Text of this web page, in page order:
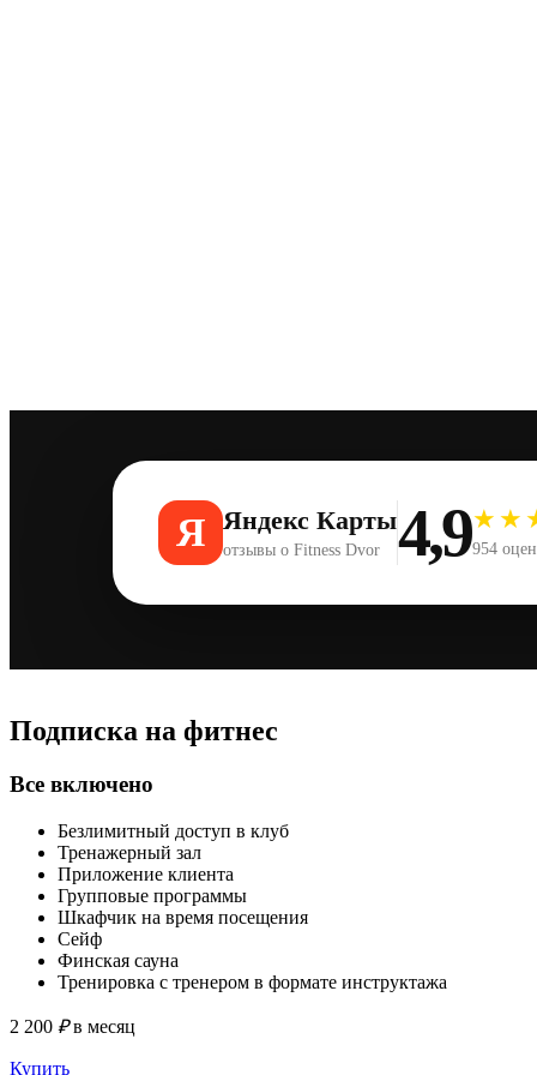
Я Яндекс Карты
отзывы о Fitness Dvor 4,9954
Подписка на фитнес
Все включено
Безлимитный доступ в клуб
Тренажерный зал
Приложение клиента
Групповые программы
Шкафчик на время посещения
Сейф
Финская сауна
Тренировка с тренером в формате инструктажа
2 200 ₽ в месяц
Купить